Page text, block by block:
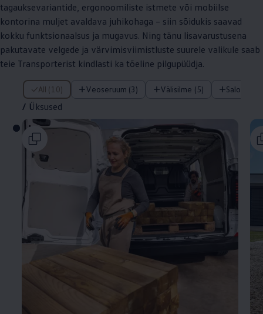
tagauksevariantide, ergonoomiliste istmete või mobiilse
kontorina muljet avaldava juhikohaga – siin sõidukis saavad
kokku funktsionaalsus ja mugavus. Ning tänu lisavarustusena
pakutavate velgede ja värvimisviimistluste suurele valikule saab
teie Transporterist kindlasti ka tõeline pilgupüüdja.
All (10) Veoseruum (3) Välisilme (5) Salong (2)
/ Üksused
/ Üksused